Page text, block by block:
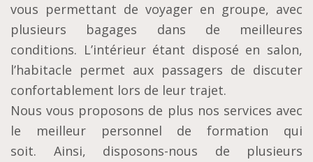
vous permettant de voyager en groupe, avec
plusieurs bagages dans de meilleures
conditions. L’intérieur étant disposé en salon,
l’habitacle permet aux passagers de discuter
confortablement lors de leur trajet.
Nous vous proposons de plus nos services avec
le meilleur personnel de formation qui
soit. Ainsi, disposons-nous de plusieurs